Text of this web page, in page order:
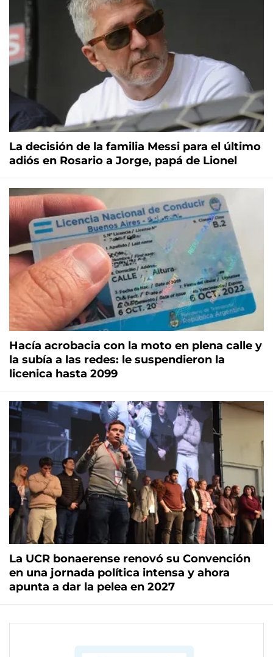
La decisión de la familia Messi para el último
adiós en Rosario a Jorge, papá de Lionel
Hacía acrobacia con la moto en plena calle y
la subía a las redes: le suspendieron la
licenica hasta 2099
La UCR bonaerense renovó su Convención
en una jornada política intensa y ahora
apunta a dar la pelea en 2027